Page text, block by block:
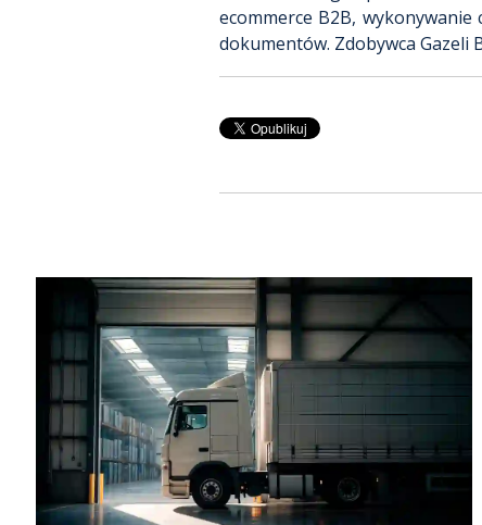
ecommerce B2B,
dokumentów. Zdobywca Gazeli